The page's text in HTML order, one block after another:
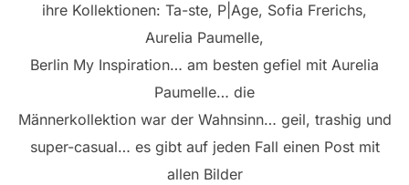
ihre Kollektionen: Ta-ste, P|Age, Sofia Frerichs,
Aurelia Paumelle,
Berlin My Inspiration… am besten gefiel mit Aurelia
Paumelle… die
Männerkollektion war der Wahnsinn… geil, trashig und
super-casual… es gibt auf jeden Fall einen Post mit
allen Bilder